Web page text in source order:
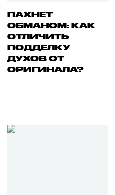
ПАХНЕТ
ОБМАНОМ: КАК
ОТЛИЧИТЬ
ПОДДЕЛКУ
ДУХОВ ОТ
ОРИГИНАЛА?